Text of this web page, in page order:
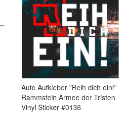
Auto Aufkleber "Reih dich ein!"
Rammstein Armee der Tristen
Vinyl Sticker #0136